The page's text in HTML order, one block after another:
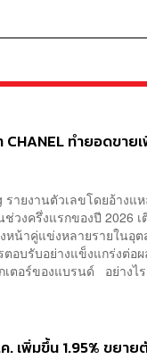
ทำยอดขาย
รายงานตัวเลขโดยอ้าง
วงครึ่งแรกของปี 2026
หน้าคู่แข่งหลายรายในอุ
อบรับอย่างแข็งแกร่งต่อ
เตอร์ของแบรนด์ อย่างไ
. เพิ่มขึ้น 1.95% ขยา